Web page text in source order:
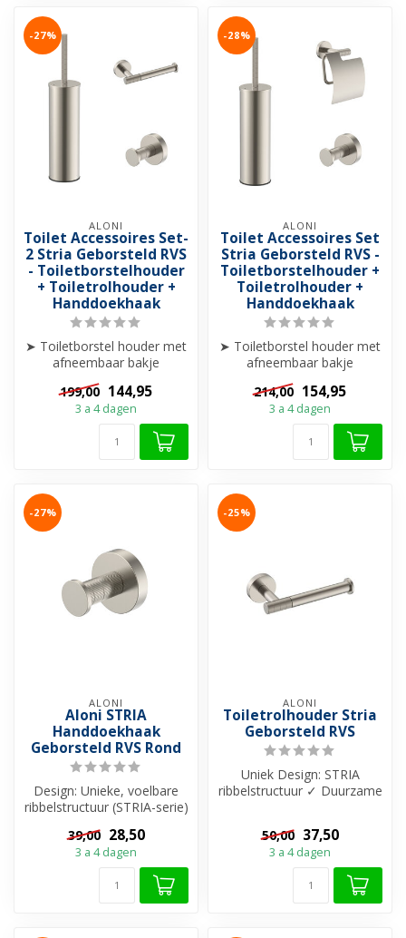
-27%
ALONI
Toilet Accessoires Set-
2 Stria Geborsteld RVS
- Toiletborstelhouder
+ Toiletrolhouder +
Handdoekhaak
➤ Toiletborstel houder met
afneembaar bakje
Staand/Hangend
➤ Handdoekhaakje
➤...
199,00 144,95
3 a 4 dagen
-28%
ALONI
Toilet Accessoires Set
Stria Geborsteld RVS -
Toiletborstelhouder +
Toiletrolhouder +
Handdoekhaak
➤ Toiletborstel houder met
afneembaar bakje
Staand/Hangend
➤ Handdoekhaakje
➤...
214,00 154,95
3 a 4 dagen
-27%
ALONI
Aloni STRIA
Handdoekhaak
Geborsteld RVS Rond
Design: Unieke, voelbare
ribbelstructuur (STRIA-serie)
39,00 28,50
3 a 4 dagen
-25%
ALONI
Toiletrolhouder Stria
Geborsteld RVS
Uniek Design: STRIA
ribbelstructuur ✓ Duurzame
50,00 37,50
3 a 4 dagen